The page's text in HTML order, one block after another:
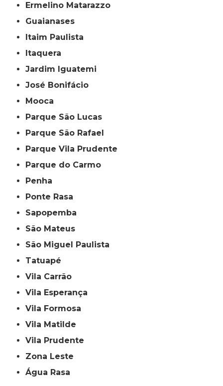
Ermelino Matarazzo
Guaianases
Itaim Paulista
Itaquera
Jardim Iguatemi
José Bonifácio
Mooca
Parque São Lucas
Parque São Rafael
Parque Vila Prudente
Parque do Carmo
Penha
Ponte Rasa
Sapopemba
São Mateus
São Miguel Paulista
Tatuapé
Vila Carrão
Vila Esperança
Vila Formosa
Vila Matilde
Vila Prudente
Zona Leste
Água Rasa